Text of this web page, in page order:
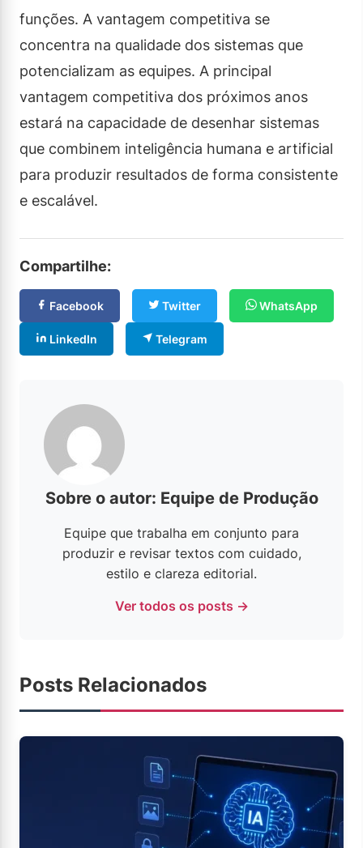
funções. A vantagem competitiva se
concentra na qualidade dos sistemas que
potencializam as equipes. A principal
vantagem competitiva dos próximos anos
estará na capacidade de desenhar sistemas
que combinem inteligência humana e artificial
para produzir resultados de forma consistente
e escalável.
Compartilhe:
Facebook Twitter WhatsApp
LinkedIn Telegram
Sobre o autor: Equipe de Produção
Equipe que trabalha em conjunto para
produzir e revisar textos com cuidado,
estilo e clareza editorial.
Ver todos os posts →
Posts Relacionados